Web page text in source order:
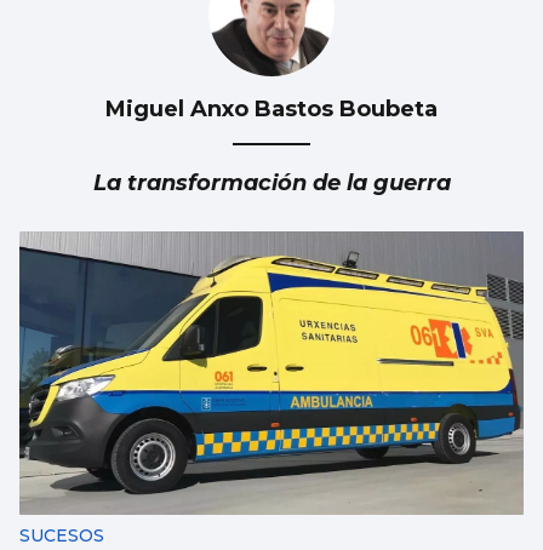
migrantes
Miguel Anxo Bastos Boubeta
La transformación de la guerra
SUCESOS